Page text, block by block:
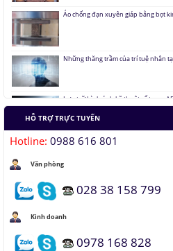
Tàu siêu tốc chạy liên thành phố tốc
Pin Mặt Trời có khả năng tái tạo ánh
Đảo ngược quá trình quang hợp để
HỖ TRỢ TRỰC TUYẾN
Hotline: 0988 616 801
Văn phòng
028 38 158 799
Kinh doanh
0978 168 828